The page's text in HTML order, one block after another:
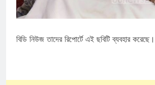
বিডি নিউজ তাদের রিপোর্টে এই ছবিটি ব্যবহার করেছে।